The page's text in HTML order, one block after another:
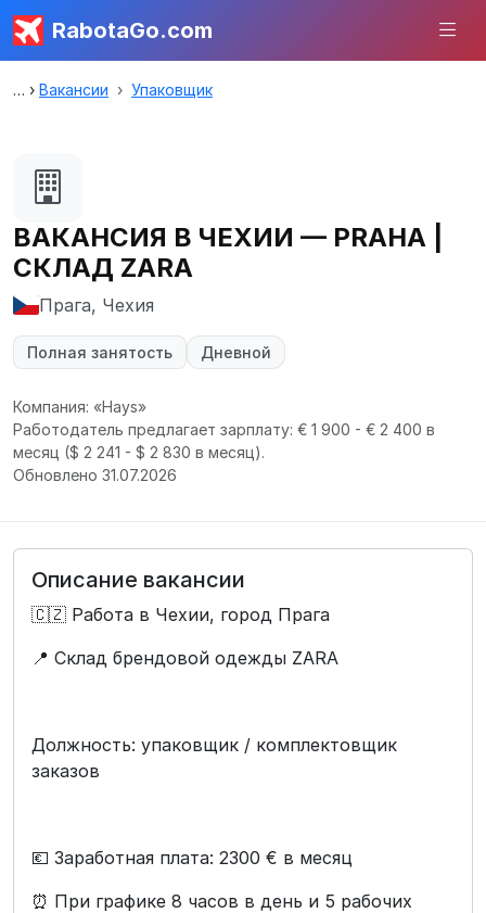
RabotaGo.com
Вакансии Упаковщик
ВАКАНСИЯ В ЧЕХИИ — PRAHA |
СКЛАД ZARA
Прага, Чехия
Полная занятость Дневной
Компания: «Hays»
Работодатель предлагает зарплату: € 1 900 - € 2 400 в
месяц ($ 2 241 - $ 2 830 в месяц).
Обновлено 31.07.2026
Описание вакансии
🇨🇿 Работа в Чехии, город Прага
📍 Склад брендовой одежды ZARA
Должность: упаковщик / комплектовщик
заказов
💶 Заработная плата: 2300 € в месяц
⏰ При графике 8 часов в день и 5 рабочих